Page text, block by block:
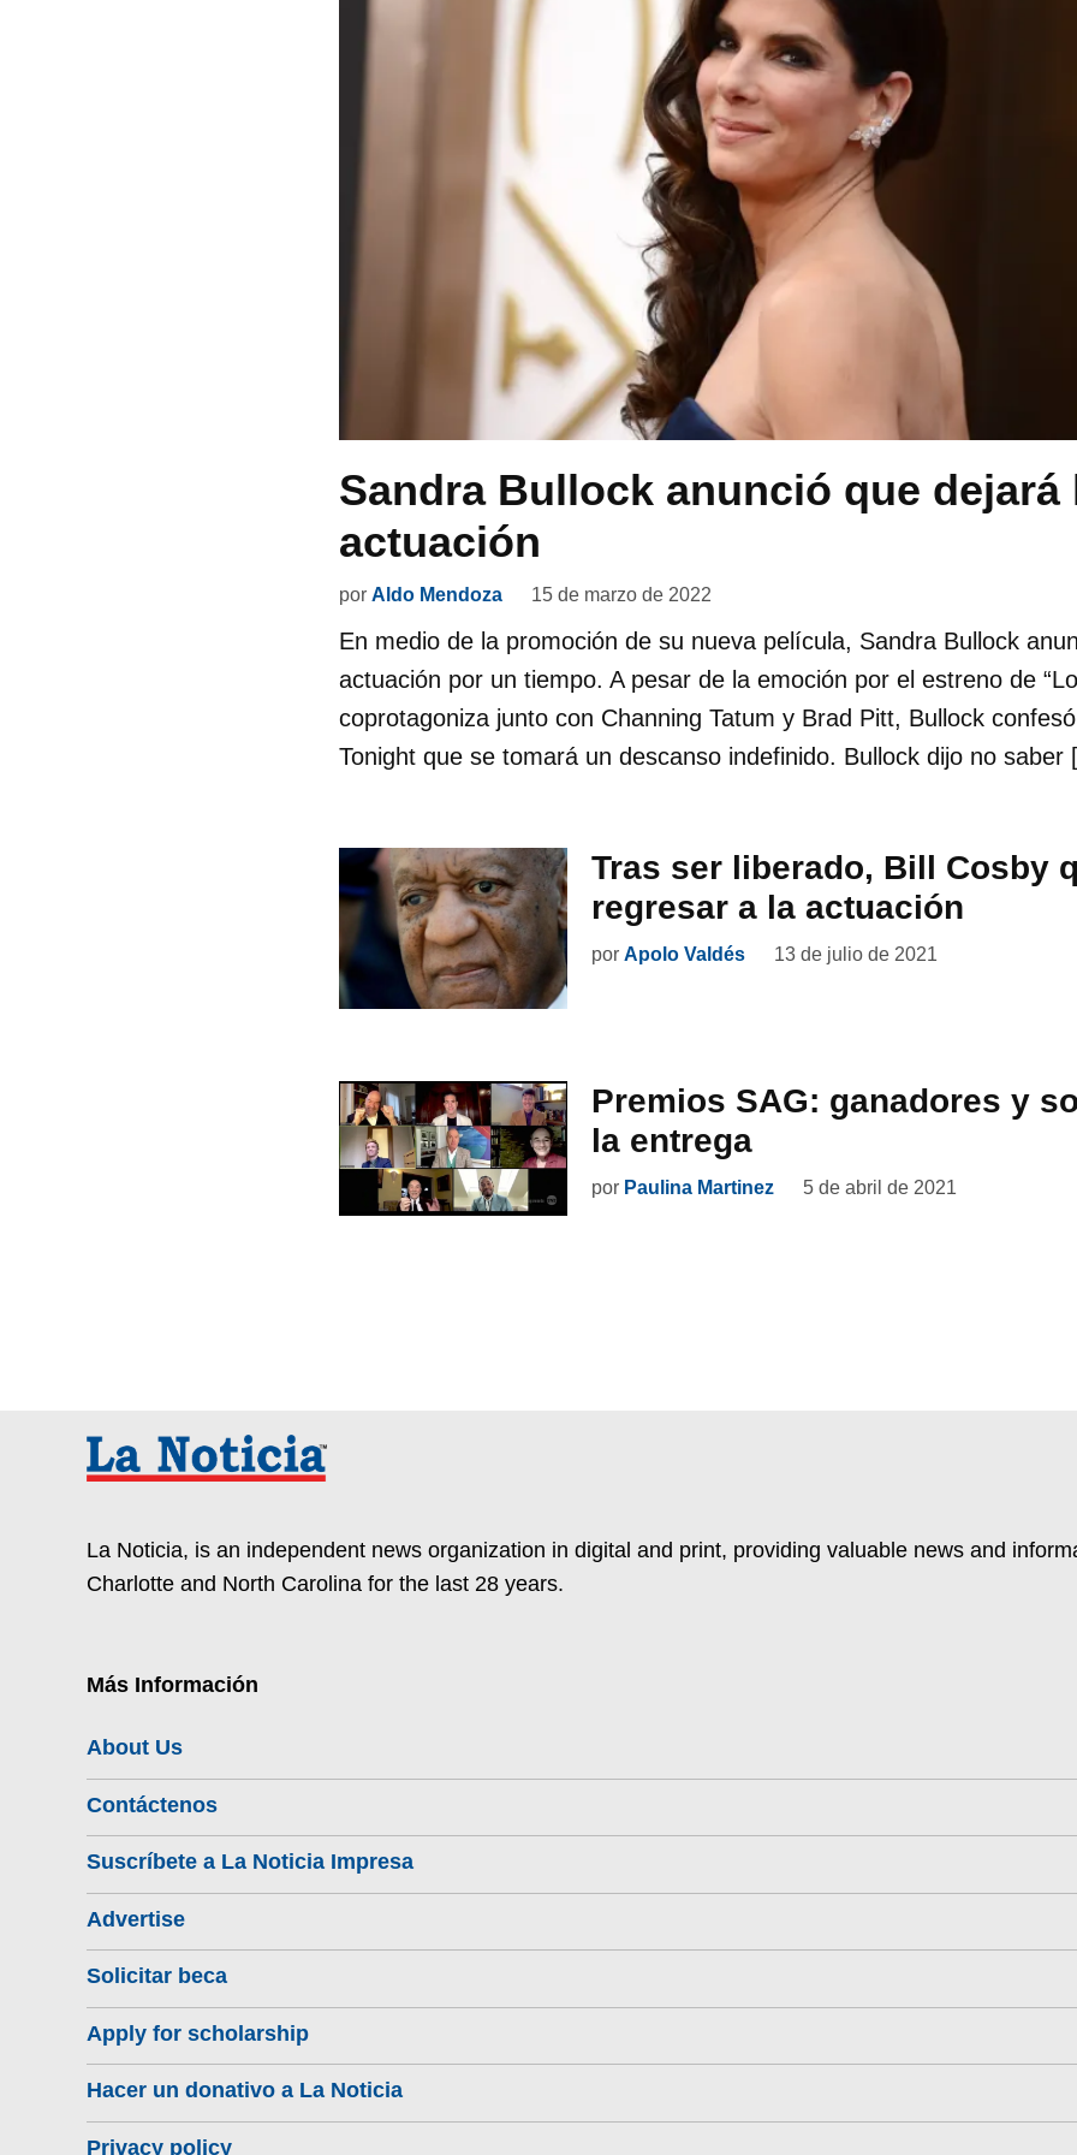
Sandra Bullock anunció que dejará
actuación
por Aldo Mendoza 15 de marzo de 2022
En medio de la promoción de su nueva película, Sandra Bullock
actuación por un tiempo. A pesar de la emoción por el estreno de
coprotagoniza junto con Channing Tatum y Brad Pitt, Bullock
Tonight que se tomará un descanso indefinido. Bullock dijo no
Tras ser liberado, Bill Cosby
regresar a la actuación
por Apolo Valdés 13 de julio de 2021
Premios SAG: ganadores y
la entrega
por Paulina Martinez 5 de abril de 2021
La Noticia, is an independent news organization in digital and print, providing valuable news and
Charlotte and North Carolina for the last 28 years.
Más Información
About Us
Contáctenos
Suscríbete a La Noticia Impresa
Advertise
Solicitar beca
Apply for scholarship
Hacer un donativo a La Noticia
Privacy policy